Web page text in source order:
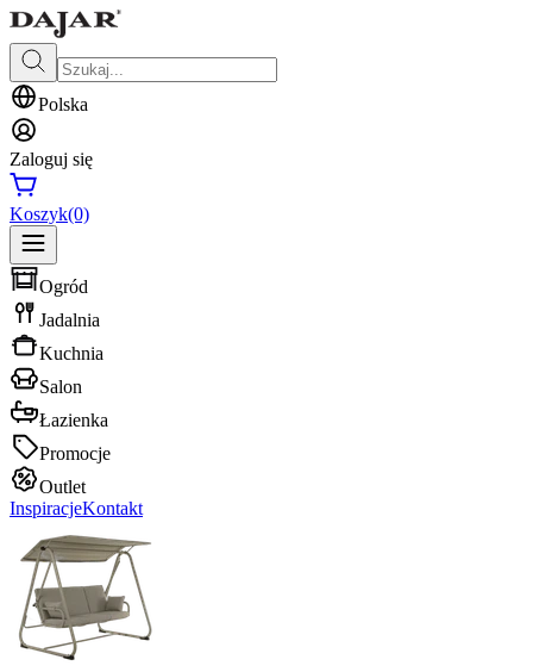
Polska
Zaloguj się
Koszyk(0)
Ogród
Jadalnia
Kuchnia
Salon
Łazienka
Promocje
Outlet
InspiracjeKontakt